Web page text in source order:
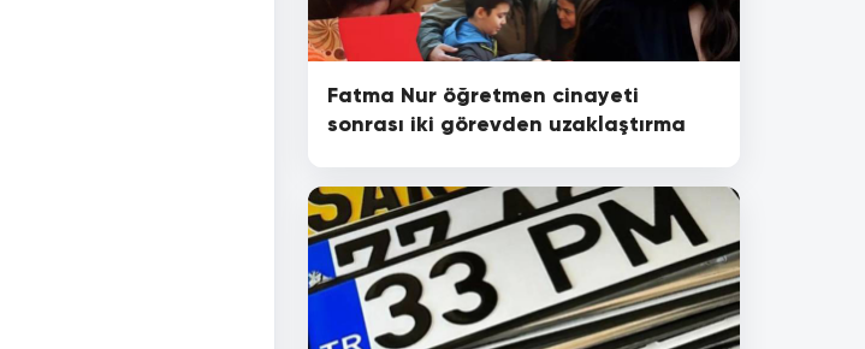
Fatma Nur öğretmen cinayeti
sonrası iki görevden uzaklaştırma